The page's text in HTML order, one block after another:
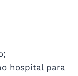
hospital para